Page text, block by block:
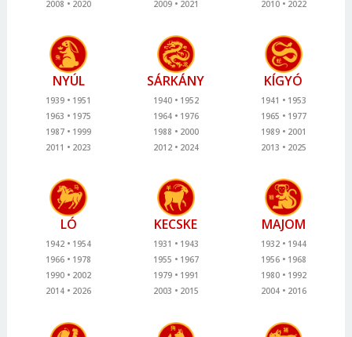
2008
2020
2009
2021
2010
2022
NYÚL
1939
1951
1963
1975
1987
1999
2011
2023
SÁRKÁNY
1940
1952
1964
1976
1988
2000
2012
2024
KÍGYÓ
1941
1953
1965
1977
1989
2001
2013
2025
LÓ
1942
1954
1966
1978
1990
2002
2014
2026
KECSKE
1931
1943
1955
1967
1979
1991
2003
2015
MAJOM
1932
1944
1956
1968
1980
1992
2004
2016